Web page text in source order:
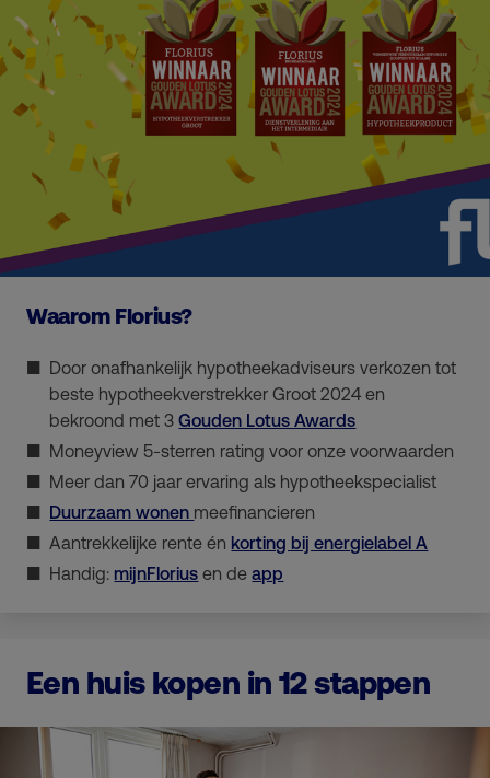
Waarom Florius?
Door onafhankelijk hypotheekadviseurs verkozen tot
beste hypotheekverstrekker Groot 2024 en
bekroond met 3Gouden Lotus Awards
Moneyview 5-sterren rating voor onze voorwaarden
Meer dan 70 jaar ervaring als hypotheekspecialist
Duurzaam wonen meefinancieren
Aantrekkelijke rente én korting bij energielabel A
Handig: mijnFlorius en deapp
Een huis kopen in 12 stappen